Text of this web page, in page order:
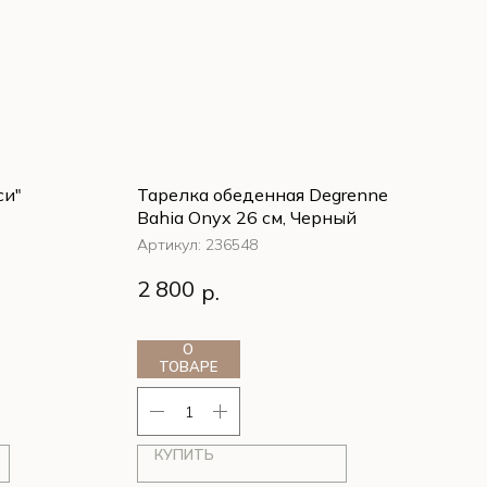
Тарелка обеденная Degrenne
Bahia Onyx 26 см, Черный
Артикул: 236548
2 800 р.
О
ТОВАРЕ
КУПИТЬ